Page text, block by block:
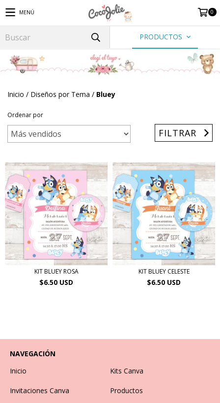
MENÚ 0
PRODUCTOS
Inicio / Diseños por Tema / Bluey
Ordenar por
FILTRAR
KIT BLUEY ROSA
$6.50 USD
KIT BLUEY CELESTE
$6.50 USD
NAVEGACIÓN
Inicio
Kits Canva
Invitaciones Canva Productos